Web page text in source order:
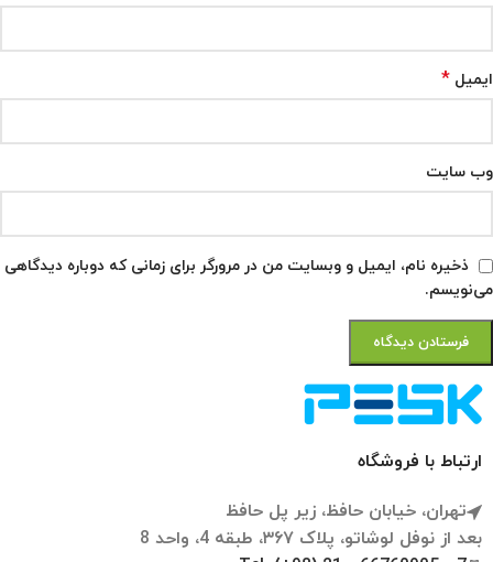
ایمیل *
وب‌ سایت
ذخیره نام، ایمیل و وبسایت من در مرورگر برای زمانی که دوباره دیدگاهی
می‌نویسم.
ارتباط با فروشگاه
تهران، خیابان حافظ، زیر پل حافظ
بعد از نوفل لوشاتو، پلاک ۳۶۷، طبقه 4، واحد 8